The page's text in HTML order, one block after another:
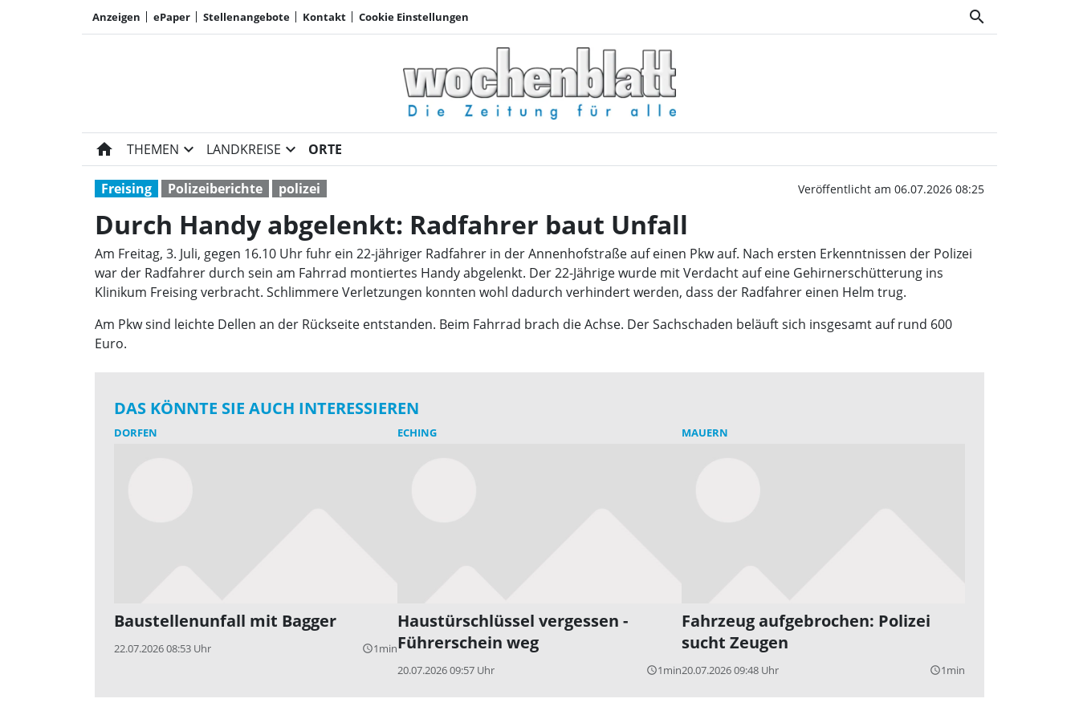
Anzeigen ePaper Stellenangebote Kontakt Cookie Einstellungen search
Durch Handy abgelenkt: Radfahrer baut
home THEMEN expand_more LANDKREISE expand_more ORTE
Freising Polizeiberichte polizei Veröffentlicht am 06.07.2026 08:25
Durch Handy abgelenkt: Radfahrer baut Unfall
Am Freitag, 3. Juli, gegen 16.10 Uhr fuhr ein 22-jähriger Radfahrer in der Annenhofstraße auf einen Pkw auf. Nach ersten Erkenntnissen der Polizei
war der Radfahrer durch sein am Fahrrad montiertes Handy abgelenkt. Der 22-Jährige wurde mit Verdacht auf eine Gehirnerschütterung ins
Klinikum Freising verbracht. Schlimmere Verletzungen konnten wohl dadurch verhindert werden, dass der Radfahrer einen Helm trug.
Am Pkw sind leichte Dellen an der Rückseite entstanden. Beim Fahrrad brach die Achse. Der Sachschaden beläuft sich insgesamt auf rund 600
Euro.
DAS KÖNNTE SIE AUCH INTERESSIEREN
DORFEN
Baustellenunfall mit Bagger
22.07.2026 08:53 Uhr query_builder1min
ECHING
Haustürschlüssel vergessen -
Führerschein weg
20.07.2026 09:57 Uhr query_builder1min
MAUERN
Fahrzeug aufgebrochen: Polizei
sucht Zeugen
20.07.2026 09:48 Uhr query_builder1min